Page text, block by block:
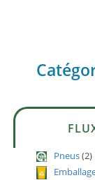
Pneus(2)